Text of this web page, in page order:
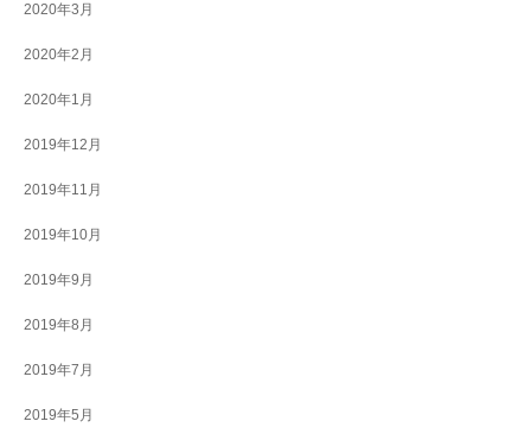
2020年3月
2020年2月
2020年1月
2019年12月
2019年11月
2019年10月
2019年9月
2019年8月
2019年7月
2019年5月